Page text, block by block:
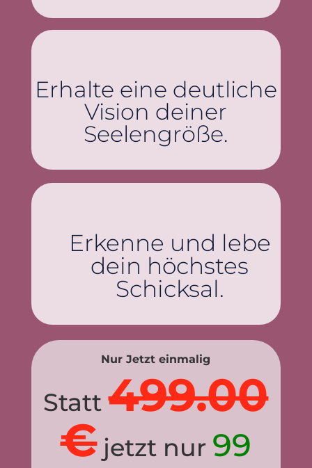
Erhalte eine deutliche
Vision deiner
Seelengröße.
Erkenne und lebe
dein höchstes
Schicksal.
Nur Jetzt einmalig
Statt499.00
€jetzt nur 99